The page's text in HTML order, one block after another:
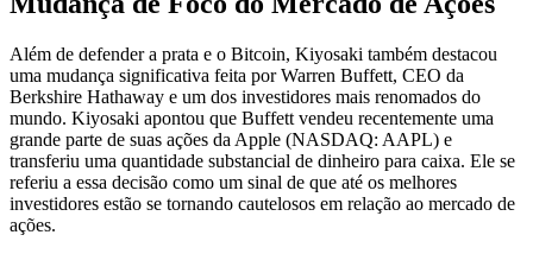
Além de defender a prata e o Bitcoin, Kiyosaki também destacou
uma mudança significativa feita por Warren Buffett, CEO da
Berkshire Hathaway e um dos investidores mais renomados do
mundo. Kiyosaki apontou que Buffett vendeu recentemente uma
grande parte de suas ações da Apple (NASDAQ: AAPL) e
transferiu uma quantidade substancial de dinheiro para caixa. Ele se
referiu a essa decisão como um sinal de que até os melhores
investidores estão se tornando cautelosos em relação ao mercado de
ações.